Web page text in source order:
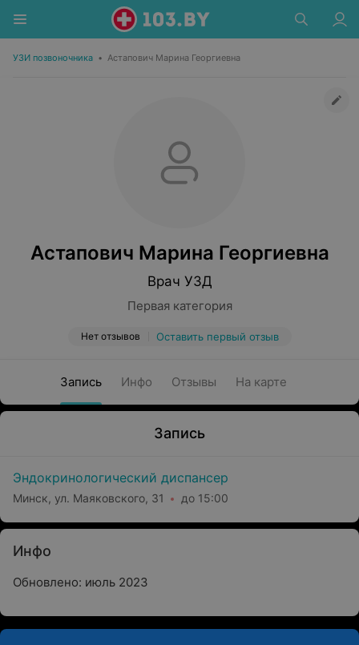
УЗИ позвоночника • Астапович Марина Георгиевна
Астапович Марина Георгиевна
Врач УЗД
Первая категория
Нет отзывов Оставить первый отзыв
Запись Инфо Отзывы На карте
Запись
Эндокринологический диспансер
Минск, ул. Маяковского, 31 до 15:00
Инфо
Обновлено: июль 2023